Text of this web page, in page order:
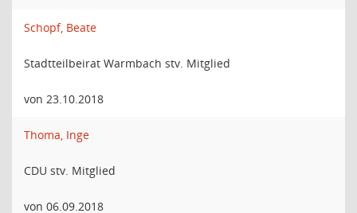
Schopf, Beate
Stadtteilbeirat Warmbach stv. Mitglied
von 23.10.2018
Thoma, Inge
CDU stv. Mitglied
von 06.09.2018